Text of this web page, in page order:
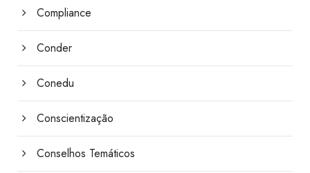
Compliance
Conder
Conedu
Conscientização
Conselhos Temáticos